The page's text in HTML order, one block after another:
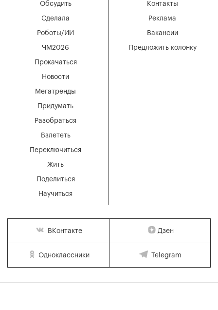
Мегатренды
Придумать
Разобраться
Взлететь
Новости
Переключиться
Жить
Поделиться
Научиться
Обсудить
Сделала
Роботы/ИИ
ЧМ2026
Прокачаться
Вакансии
Реклама
Контакты
Предложить колонку
ВКонтакте Дзен
Одноклассники Telegram